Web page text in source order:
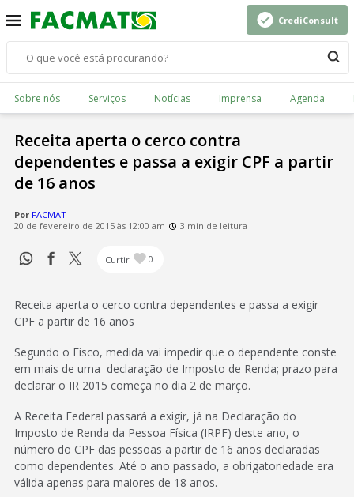
CrediConsult
Sobre nós Serviços Notícias Imprensa Agenda
Receita aperta o cerco contra
dependentes e passa a exigir CPF a partir
de 16 anos
Por FACMAT
20 de fevereiro de 2015 às 12:00 am
3 min de leitura
Curtir 0
Receita aperta o cerco contra dependentes e passa a exigir
CPF a partir de 16 anos
Segundo o Fisco, medida vai impedir que o dependente conste
em mais de uma declaração de Imposto de Renda; prazo para
declarar o IR 2015 começa no dia 2 de março.
A Receita Federal passará a exigir, já na Declaração do
Imposto de Renda da Pessoa Física (IRPF) deste ano, o
número do CPF das pessoas a partir de 16 anos declaradas
como dependentes. Até o ano passado, a obrigatoriedade era
válida apenas para maiores de 18 anos.